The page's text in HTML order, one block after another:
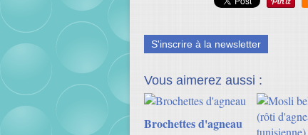
S'inscrire à la newsletter
Vous aimerez aussi :
Brochettes d'agneau